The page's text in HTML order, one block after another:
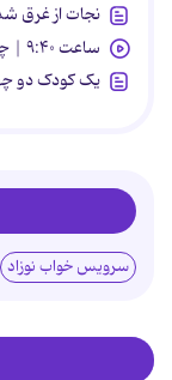
نجات از غرق
ساعت ۹:۴۰ | چه میراثی از خود به جای گذاشت؟
یک کودک دو
سرویس خواب نوزاد